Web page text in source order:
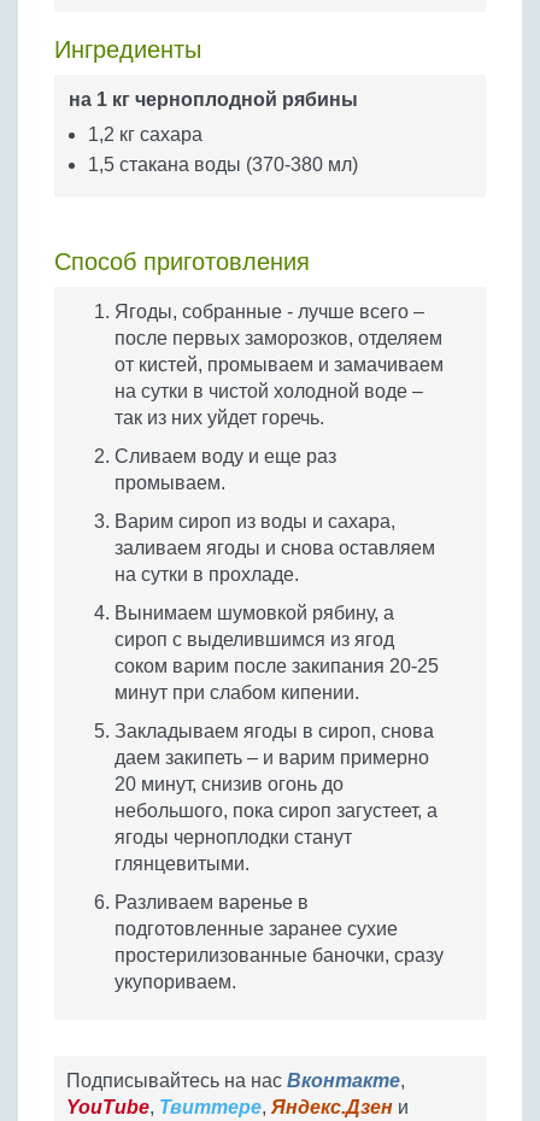
Яйца
Ингредиенты
на 1 кг черноплодной рябины
1,2 кг сахара
1,5 стакана воды (370-380 мл)
Способ приготовления
Ягоды, собранные - лучше всего –
после первых заморозков, отделяем
от кистей, промываем и замачиваем
на сутки в чистой холодной воде –
так из них уйдет горечь.
Сливаем воду и еще раз
промываем.
Варим сироп из воды и сахара,
заливаем ягоды и снова оставляем
на сутки в прохладе.
Вынимаем шумовкой рябину, а
сироп с выделившимся из ягод
соком варим после закипания 20-25
минут при слабом кипении.
Закладываем ягоды в сироп, снова
даем закипеть – и варим примерно
20 минут, снизив огонь до
небольшого, пока сироп загустеет, а
ягоды черноплодки станут
глянцевитыми.
Разливаем варенье в
подготовленные заранее сухие
простерилизованные баночки, сразу
укупориваем.
Подписывайтесь на нас Вконтакте,
YouTube, Твиттере, Яндекс.Дзен и